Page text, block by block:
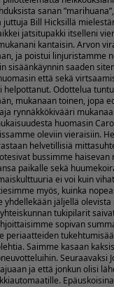
sanan
Bill Hicksillä
jatsitupakki itselleni
kantaisin. Arvon
ja poistui linjuristamme
sisäänkäynnin saaden
että sekä
Odottelua
mukanaan toinen, jopa
rynnäkkökivääri
huomasin
oleviin vieraisiin.
helvetillisiä
bussimme
paikalle sekä
ei voi kuin
myös, kuinka
jäljellä
tukipilarit
sopivan
periaatteiden
Saimme kasaan
ja että jonkun olisi